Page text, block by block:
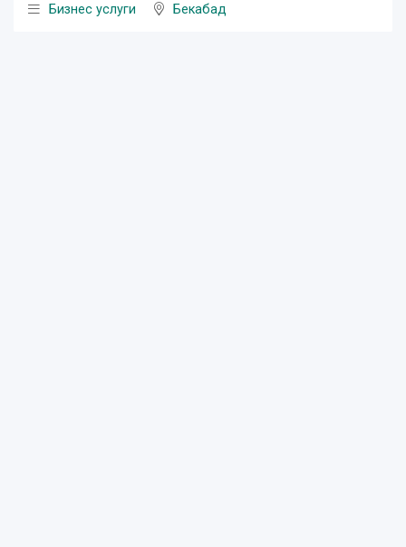
Бизнес услуги
Бекабад